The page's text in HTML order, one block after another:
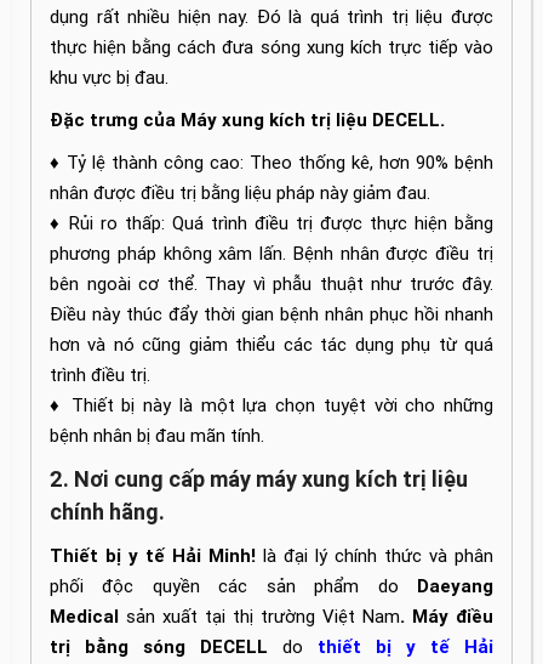
dụng rất nhiều hiện nay. Đó là quá trình trị liệu được
thực hiện bằng cách đưa sóng xung kích trực tiếp vào
khu vực bị đau.
Đặc trưng của Máy xung kích trị liệu DECELL.
♦ Tỷ lệ thành công cao: Theo thống kê, hơn 90% bệnh
nhân được điều trị bằng liệu pháp này giảm đau.
♦ Rủi ro thấp: Quá trình điều trị được thực hiện bằng
phương pháp không xâm lấn. Bệnh nhân được điều trị
bên ngoài cơ thể. Thay vì phẫu thuật như trước đây.
Điều này thúc đẩy thời gian bệnh nhân phục hồi nhanh
hơn và nó cũng giảm thiểu các tác dụng phụ từ quá
trình điều trị.
♦ Thiết bị này là một lựa chọn tuyệt vời cho những
bệnh nhân bị đau mãn tính.
2. Nơi cung cấp máy máy xung kích trị liệu
chính hãng.
Thiết bị y tế Hải Minh! là đại lý chính thức và phân
phối độc quyền các sản phẩm do Daeyang
Medical sản xuất tại thị trường Việt Nam. Máy điều
trị bằng sóng DECELL do thiết bị y tế Hải